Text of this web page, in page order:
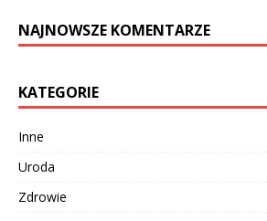
NAJNOWSZE KOMENTARZE
KATEGORIE
Inne
Uroda
Zdrowie